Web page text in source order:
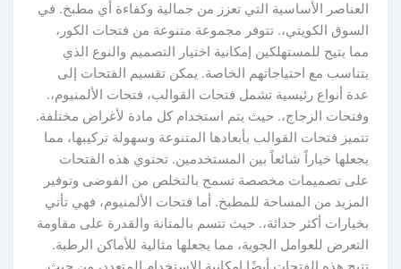
الأساسية التي تعزز من جمالية وكفاءة أي مطبخ. في
الكويتي،. تتوفر مجموعة متنوعة من فتحات الكور،
يتيح للمستهلكين إمكانية اختيار التصميم والنوع الذي
مع احتياجاتهم الخاصة. يمكن تقسيم الفتحات إلى
أنواع رئيسية تشمل فتحات القوالب، فتحات الألمنيوم،.
الزجاج،. حيث يتم استخدام كل مادة لأغراض مختلفة.
فتحات القوالب بأبعادها المتنوعة وسهولة تركيبها، مما
خياراً شائعاً بين المستخدمين. تحتوي هذه الفتحات
تصميمات مخصصة تسمح بالتخلص من الفوضى وتوفير
من المساحة للمطبخ. أما فتحات الألمنيوم، فهي تأتي
أكثر حداثة،. حيث تتسم بالمتانة والقدرة على مقاومة
للعوامل الجوية، مما يجعلها مثالية للأماكن الرطبة.